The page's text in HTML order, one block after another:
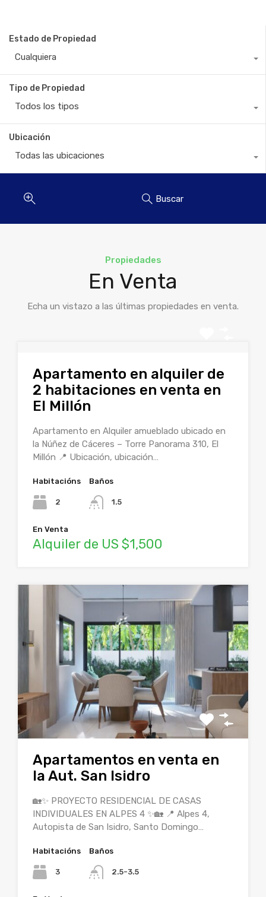
Estado de Propiedad
Cualquiera
Tipo de Propiedad
Todos los tipos
Ubicación
Todas las ubicaciones
Buscar
Propiedades
En Venta
Echa un vistazo a las últimas propiedades en venta.
Apartamento en alquiler de
2 habitaciones en venta en
El Millón
Apartamento en Alquiler amueblado ubicado en
la Núñez de Cáceres – Torre Panorama 310, El
Millón 📍 Ubicación, ubicación…
Habitacións
2
Baños
1.5
En Venta
Alquiler de US $1,500
Apartamentos en venta en
la Aut. San Isidro
🏡✨ PROYECTO RESIDENCIAL DE CASAS
INDIVIDUALES EN ALPES 4 ✨🏡 📍 Alpes 4,
Autopista de San Isidro, Santo Domingo…
Habitacións
3
Baños
2.5-3.5